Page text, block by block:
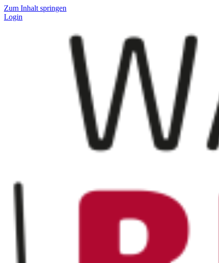
Zum Inhalt springen
Login